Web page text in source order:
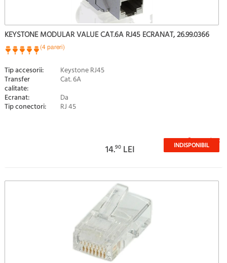
KEYSTONE MODULAR VALUE CAT.6A RJ45 ECRANAT, 26.99.0366
(4 pareri)
Tip accesorii: Keystone RJ45
Transfer
calitate:
Cat. 6A
Ecranat:
Da
Tip conectori: RJ 45
Stoc epuizat
14.90 LEI INDISPONIBIL